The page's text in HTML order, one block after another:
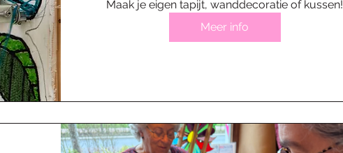
Maak je eigen tapijt, wanddecoratie of kussen!
Meer info